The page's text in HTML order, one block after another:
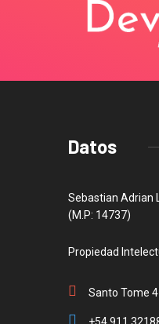
Datos
Sebastian Adrian
(M.P: 14737)
Propiedad
Santo Tome